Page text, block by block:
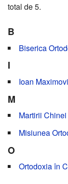
total de 5.
B
Biserica
I
Ioan
M
Martirii Chinei
Misiunea
O
Ortodoxia în